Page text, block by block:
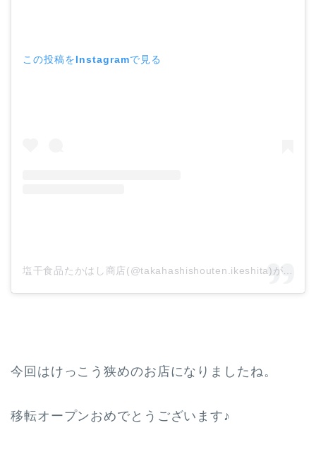
この投稿をInstagramで見る
今回はけっこう狭めのお店になりましたね。
移転オープンおめでとうございます♪